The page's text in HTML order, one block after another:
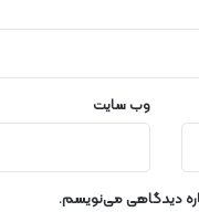
ی
پ
ذ
ی
وب‌ سایت
دیدگاهی می‌نویسم.